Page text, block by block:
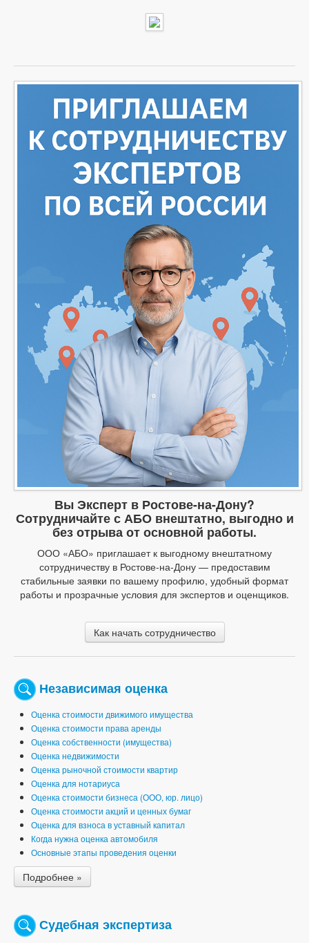
Вы Эксперт в Ростове-на-Дону?
Сотрудничайте с АБО внештатно, выгодно и
без отрыва от основной работы.
ООО «АБО» приглашает к выгодному внештатному
сотрудничеству в Ростове-на-Дону — предоставим
стабильные заявки по вашему профилю, удобный формат
работы и прозрачные условия для экспертов и оценщиков.
Как начать сотрудничество
Независимая оценка
Оценка стоимости движимого имущества
Оценка стоимости права аренды
Оценка собственности (имущества)
Оценка недвижимости
Оценка рыночной стоимости квартир
Оценка для нотариуса
Оценка стоимости бизнеса (ООО, юр. лицо)
Оценка стоимости акций и ценных бумаг
Оценка для взноса в уставный капитал
Когда нужна оценка автомобиля
Основные этапы проведения оценки
Подробнее »
Судебная экспертиза